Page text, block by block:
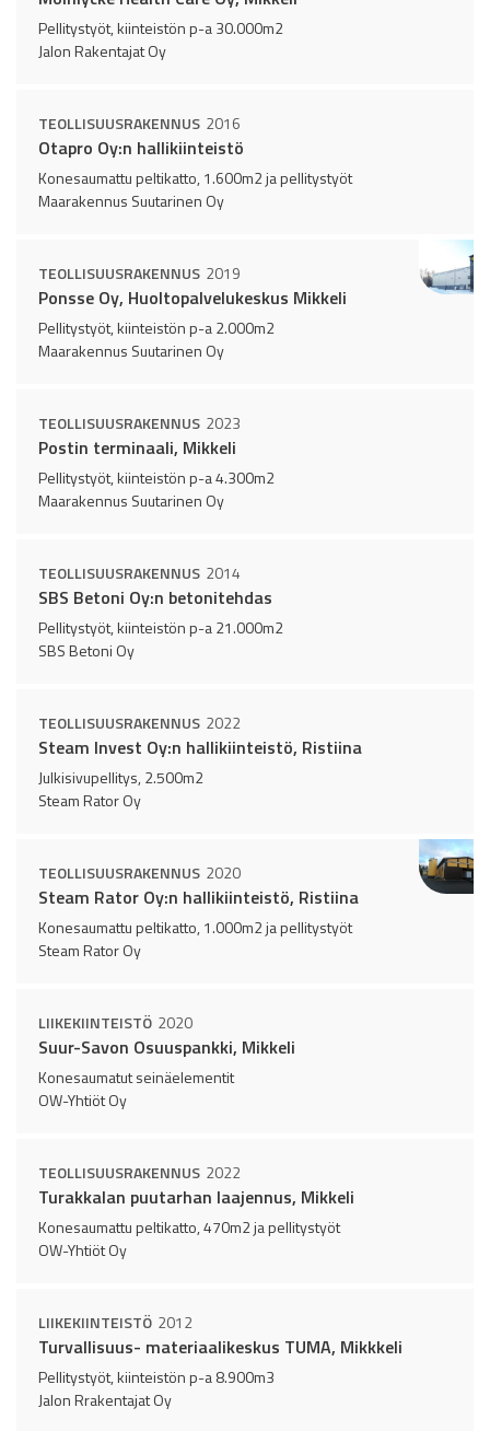
Pellitystyöt, kiinteistön p-a 30.000m2
Jalon Rakentajat Oy
TEOLLISUUSRAKENNUS 2016
Otapro Oy:n hallikiinteistö
Konesaumattu peltikatto, 1.600m2 ja pellitystyöt
Maarakennus Suutarinen Oy
TEOLLISUUSRAKENNUS 2019
Ponsse Oy, Huoltopalvelukeskus Mikkeli
Pellitystyöt, kiinteistön p-a 2.000m2
Maarakennus Suutarinen Oy
TEOLLISUUSRAKENNUS 2023
Postin terminaali, Mikkeli
Pellitystyöt, kiinteistön p-a 4.300m2
Maarakennus Suutarinen Oy
TEOLLISUUSRAKENNUS 2014
SBS Betoni Oy:n betonitehdas
Pellitystyöt, kiinteistön p-a 21.000m2
SBS Betoni Oy
TEOLLISUUSRAKENNUS 2022
Steam Invest Oy:n hallikiinteistö, Ristiina
Julkisivupellitys, 2.500m2
Steam Rator Oy
TEOLLISUUSRAKENNUS 2020
Steam Rator Oy:n hallikiinteistö, Ristiina
Konesaumattu peltikatto, 1.000m2 ja pellitystyöt
Steam Rator Oy
LIIKEKIINTEISTÖ 2020
Suur-Savon Osuuspankki, Mikkeli
Konesaumatut seinäelementit
OW-Yhtiöt Oy
TEOLLISUUSRAKENNUS 2022
Turakkalan puutarhan laajennus, Mikkeli
Konesaumattu peltikatto, 470m2 ja pellitystyöt
OW-Yhtiöt Oy
LIIKEKIINTEISTÖ 2012
Turvallisuus- materiaalikeskus TUMA, Mikkkeli
Pellitystyöt, kiinteistön p-a 8.900m3
Jalon Rrakentajat Oy